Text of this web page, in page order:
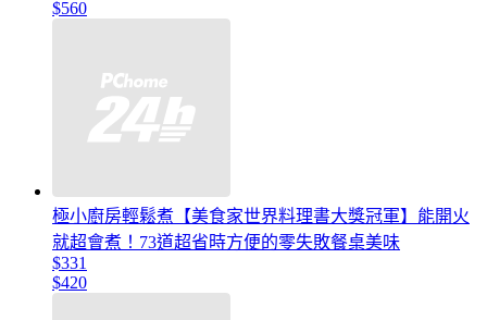
$560
極小廚房輕鬆煮【美食家世界料理書大獎冠軍】能開火
就超會煮！73道超省時方便的零失敗餐桌美味
$331
$420